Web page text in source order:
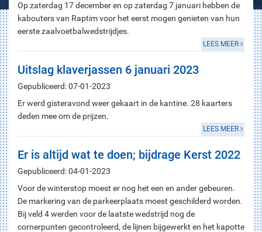
Op zaterdag 17 december en op zaterdag 7 januari hebben de
kabouters van Raptim voor het eerst mogen genieten van hun
eerste zaalvoetbalwedstrijdjes.
LEES MEER
Uitslag klaverjassen 6 januari 2023
Gepubliceerd: 07-01-2023
Er werd gisteravond weer gekaart in de kantine. 28 kaarters
deden mee om de prijzen.
LEES MEER
Er is altijd wat te doen; bijdrage Kerst 2022
Gepubliceerd: 04-01-2023
Voor de winterstop moest er nog het een en ander gebeuren.
De markering van de parkeerplaats moest geschilderd worden.
Bij veld 4 werden voor de laatste wedstrijd nog de
cornerpunten gecontroleerd, de lijnen bijgewerkt en het kapotte